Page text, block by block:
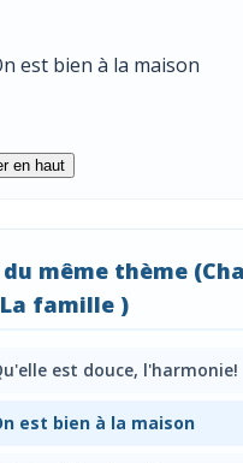
est bien à la maison
en haut
même thème
famille )
est douce, l'harmonie!
est bien à la maison